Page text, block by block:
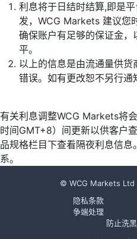
利息将于日结时结算,即是
发，WCG Markets 建议您
确保账户有足够的保证金
平。
以上的信息是由流通量供
错误。如有更改恕不另行通
有关利息调整WCG Markets将
时间GMT+8）间更新以供客户
品规格栏目下查看隔夜利息信
系。
© WCG Markets Ltd
隐私条款
争端处理
防止洗